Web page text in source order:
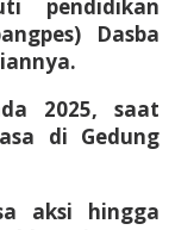
pendidikan
Dasba
2025, saat
di Gedung
aksi hingga